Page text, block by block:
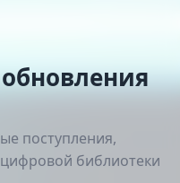
поступления,
библиотеки